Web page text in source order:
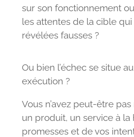
sur son fonctionnement
les attentes de la cible qui
révélées fausses ?
Ou bien l’échec se situe
exécution ?
Vous n’avez peut-être
un produit, un service à la
promesses et de vos